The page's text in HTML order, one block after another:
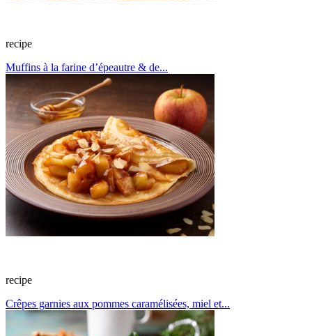
recipe
Muffins à la farine d’épeautre & de...
recipe
Crêpes garnies aux pommes caramélisées, miel et...